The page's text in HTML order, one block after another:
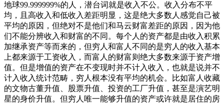
地球99.999999%的人，潜台词就是收入不公。收入分布不平
均，且高收入和低收入差距明显，这是绝大多数人感觉自己被
平均的原因，但绝对不是他们和马云财富差距的原因，因为他
们不能分辨收入和财富的不同。每个人的资产都是由收入积累
加继承资产等而来的，但穷人和富人不同的是穷人的收入基本
上都来源于工资收入，而富人的财富则绝大多数来源于资产增
值。但是增值的资产在不变现时并不计入收入，也就是说并不
计入收入统计范畴，穷人根本没有平均的机会。比如富人收藏
的文物古董升值、股票升值、投资的工厂升值，甚至是演艺明
星的身价升值。但穷人唯一能够升值的资产或许就是居住的房